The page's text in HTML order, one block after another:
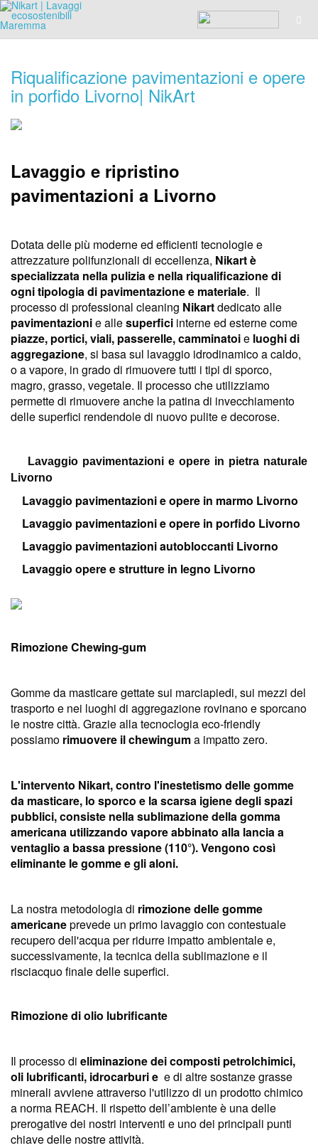
Riqualificazione pavimentazioni e opere
in porfido Livorno| NikArt
Lavaggio e ripristino
pavimentazioni a Livorno
Dotata delle più moderne ed efficienti tecnologie e
attrezzature polifunzionali di eccellenza, Nikart è
specializzata nella pulizia e nella riqualificazione di
ogni tipologia di pavimentazione e materiale. Il
processo di professional cleaning Nikartdedicato alle
pavimentazionie allesuperfici interne ed esterne come
piazze, portici, viali, passerelle, camminatoie luoghi di
aggregazione, si basa sul lavaggio idrodinamico a caldo,
o a vapore, in grado di rimuovere tutti i tipi di sporco,
magro, grasso, vegetale. Il processo che utilizziamo
permette di rimuovere anche la patina di invecchiamento
delle superfici rendendole di nuovo pulite e decorose.
Lavaggio pavimentazioni e opere in pietra naturale
Livorno
Lavaggio pavimentazioni e opere in marmo Livorno
Lavaggio pavimentazioni e opere in porfido Livorno
Lavaggio pavimentazioni autobloccanti Livorno
Lavaggio opere e strutture in legno Livorno
Rimozione Chewing-gum
Gomme da masticare gettate sui marciapiedi, sui mezzi del
trasporto e nei luoghi di aggregazione rovinano e sporcano
le nostre città. Grazie alla tecnoclogia eco-friendly
possiamo rimuovere il chewinguma impatto zero.
L'intervento Nikart, contro l'inestetismo delle gomme
da masticare, lo sporco e la scarsa igiene degli spazi
pubblici, consiste nella sublimazione della gomma
americana utilizzando vapore abbinato alla lancia a
ventaglio a bassa pressione (110°). Vengono così
eliminante le gomme e gli aloni.
La nostra metodologia di rimozione delle gomme
americaneprevede un primo lavaggio con contestuale
recupero dell'acqua per ridurre impatto ambientale e,
successivamente, la tecnica della sublimazione e il
risciacquo finale delle superfici.
Rimozione di olio lubrificante
Il processo di eliminazione dei composti petrolchimici,
oli lubrificanti, idrocarburi e e di altre sostanze grasse
minerali avviene attraverso l'utilizzo di un prodotto chimico
a norma REACH. Il rispetto dell’ambiente è una delle
prerogative dei nostri interventi e uno dei principali punti
chiave delle nostre attività.